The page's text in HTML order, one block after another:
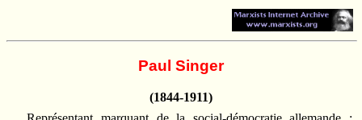
Paul Singer
(1844-1911)